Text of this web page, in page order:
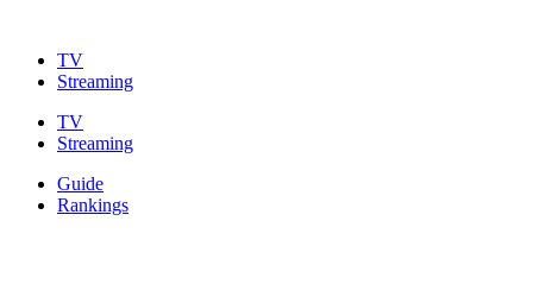
springenTV
Streaming
TV
Streaming
Guide
Rankings